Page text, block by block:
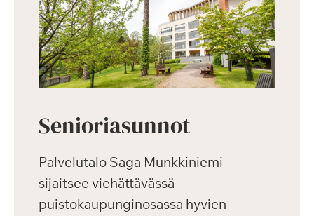
Senioriasunnot
Palvelutalo Saga Munkkiniemi
sijaitsee viehättävässä
puistokaupunginosassa hyvien